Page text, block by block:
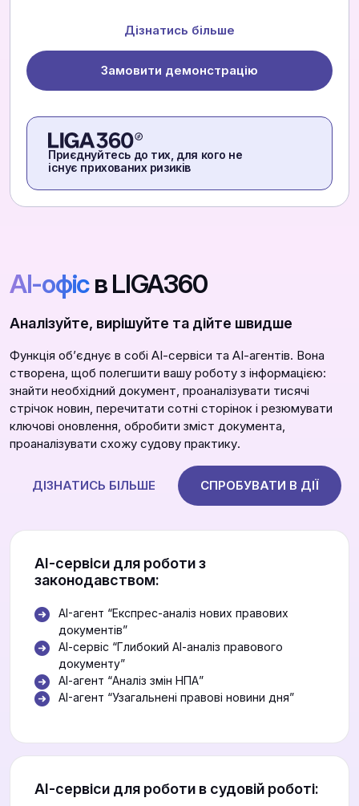
Дізнатись більше
Замовити демонстрацію
Приєднуйтесь до тих, для кого не
існує прихованих ризиків
АІ-офісв LIGA360
Аналізуйте, вирішуйте та дійте швидше
Функція обʼєднує в собі АІ-сервіси та АІ-агентів. Вона
створена, щоб полегшити вашу роботу з інформацією:
знайти необхідний документ, проаналізувати тисячі
стрічок новин, перечитати сотні сторінок і резюмувати
ключові оновлення, обробити зміст документа,
проаналізувати схожу судову практику.
ДІЗНАТИСЬ БІЛЬШЕ СПРОБУВАТИ В ДІЇ
АІ-сервіси для роботи з
законодавством:
AI-агент “Експрес-аналіз нових правових
документів”
АІ-сервіс “Глибокий АІ-аналіз правового
документу”
АІ-агент “Аналіз змін НПА”
AI-агент “Узагальнені правові новини дня”
АІ-сервіси для роботи в судовій роботі: